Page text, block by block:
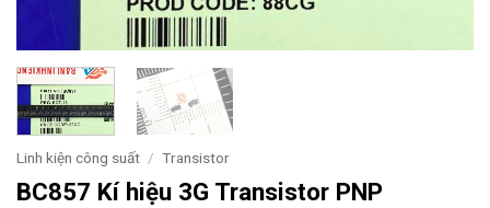
Linh kiện công suất / Transistor
BC857 Kí hiệu 3G Transistor PNP